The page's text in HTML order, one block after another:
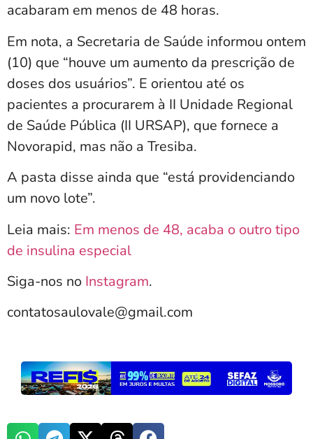
acabaram em menos de 48 horas.
Em nota, a Secretaria de Saúde informou ontem
(10) que “houve um aumento da prescrição de
doses dos usuários”. E orientou até os
pacientes a procurarem à II Unidade Regional
de Saúde Pública (II URSAP), que fornece a
Novorapid, mas não a Tresiba.
A pasta disse ainda que “está providenciando
um novo lote”.
Leia mais: Em menos de 48, acaba o outro tipo
de insulina especial
Siga-nos no Instagram.
contatosaulovale@gmail.com